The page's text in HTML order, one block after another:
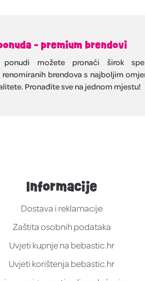
- premium brendovi
možete pronaći širok
renomiranih brendova s najboljim
Pronađite sve na jednom mjestu!
Informacije
Dostava i reklamacije
Zaštita osobnih podataka
Uvjeti kupnje na bebastic.hr
Uvjeti korištenja bebastic.hr